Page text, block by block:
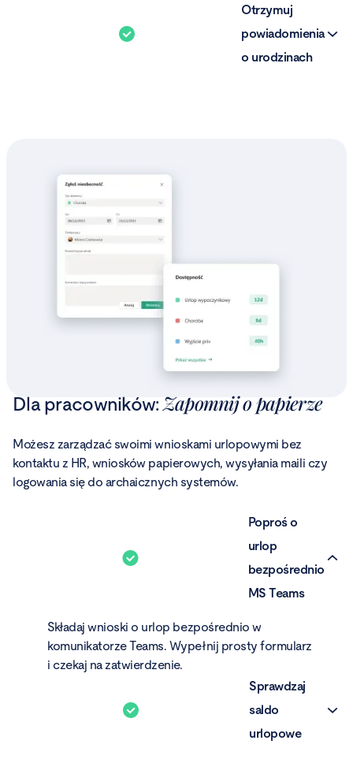
Przejrzysty podgląd nieobecności ułatwi Ci
planowanie grafików. Dzięki temu unikniesz
problemów z alokowaniem zasobów.
Otrzymuj
powiadomienia
o urodzinach
Dla pracowników:Zapomnij o papierze
Możesz zarządzać swoimi wnioskami urlopowymi bez
kontaktu z HR, wniosków papierowych, wysyłania maili czy
logowania się do archaicznych systemów.
Poproś o
urlop
bezpośrednio
MS Teams
Składaj wnioski o urlop bezpośrednio w
komunikatorze Teams. Wypełnij prosty formularz
i czekaj na zatwierdzenie.
Sprawdzaj
saldo
urlopowe